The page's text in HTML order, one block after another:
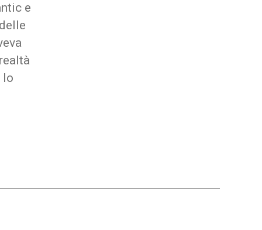
trend
del
2018
e
lo